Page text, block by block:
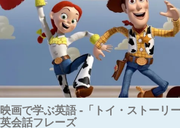
映画で学ぶ英語 -「トイ・ストーリ
英会話フレーズ